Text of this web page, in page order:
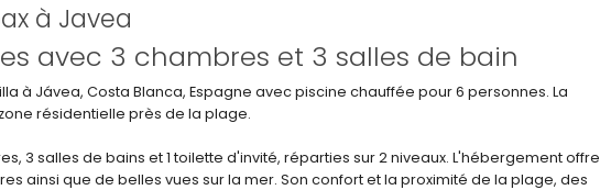
à Javea
avec 3 chambres et 3 salles de bain
à Jávea, Costa Blanca, Espagne avec piscine chauffée pour 6 personnes. La
résidentielle près de la plage.
3 salles de bains et 1 toilette d'invité, réparties sur 2 niveaux. L'hébergement offre
ainsi que de belles vues sur la mer. Son confort et la proximité de la plage, des